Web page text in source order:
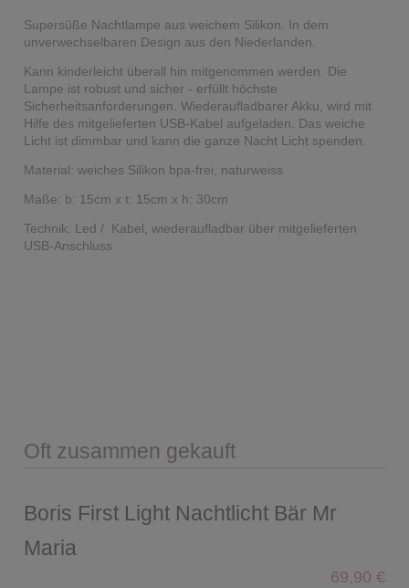
Supersüße Nachtlampe aus weichem Silikon. In dem
unverwechselbaren Design aus den Niederlanden.
Kann kinderleicht überall hin mitgenommen werden. Die
Lampe ist robust und sicher - erfüllt höchste
Sicherheitsanforderungen. Wiederaufladbarer Akku, wird mit
Hilfe des mitgelieferten USB-Kabel aufgeladen. Das weiche
Licht ist dimmbar und kann die ganze Nacht Licht spenden.
Material: weiches Silikon bpa-frei, naturweiss
Maße: b: 15cm x t: 15cm x h: 30cm
Technik: Led / Kabel, wiederaufladbar über mitgelieferten
USB-Anschluss
Oft zusammen gekauft
Boris First Light Nachtlicht Bär Mr
Maria
69,90 €